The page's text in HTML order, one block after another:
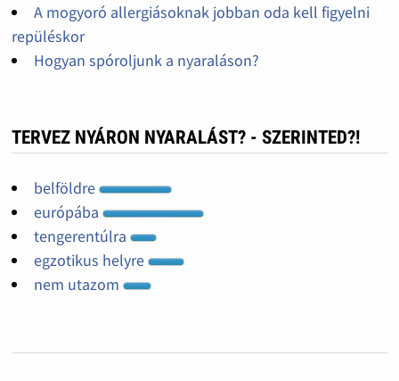
A mogyoró allergiásoknak jobban oda kell figyelni
repüléskor
Hogyan spóroljunk a nyaraláson?
TERVEZ NYÁRON NYARALÁST? - SZERINTED?!
belföldre
európába
tengerentúlra
egzotikus helyre
nem utazom